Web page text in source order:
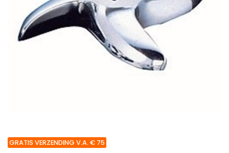
GRATIS VERZENDING V.A. € 75